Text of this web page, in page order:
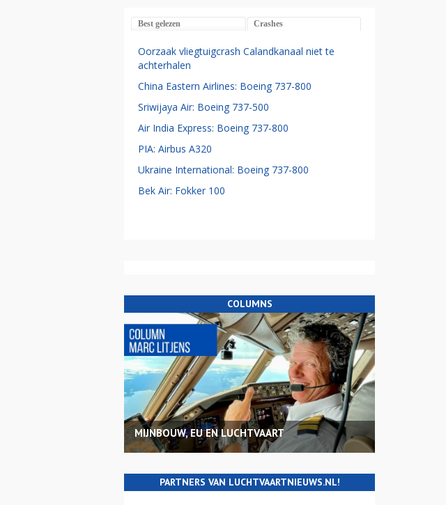
Best gelezen Crashes
Oorzaak vliegtuigcrash Calandkanaal niet te
achterhalen
China Eastern Airlines: Boeing 737-800
Sriwijaya Air: Boeing 737-500
Air India Express: Boeing 737-800
PIA: Airbus A320
Ukraine International: Boeing 737-800
Bek Air: Fokker 100
COLUMNS
MIJNBOUW, EU EN LUCHTVAART
PARTNERS VAN LUCHTVAARTNIEUWS.NL!